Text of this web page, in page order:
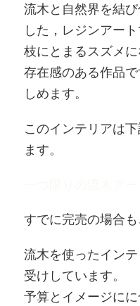
流木と自然界を結
した，レジンアート
枝にとまるスズメに
存在感のある作品
しめます。
このインテリアは
ます。
すでに完売の場合も
流木を使ったイン
受けしています。
予算とイメージに